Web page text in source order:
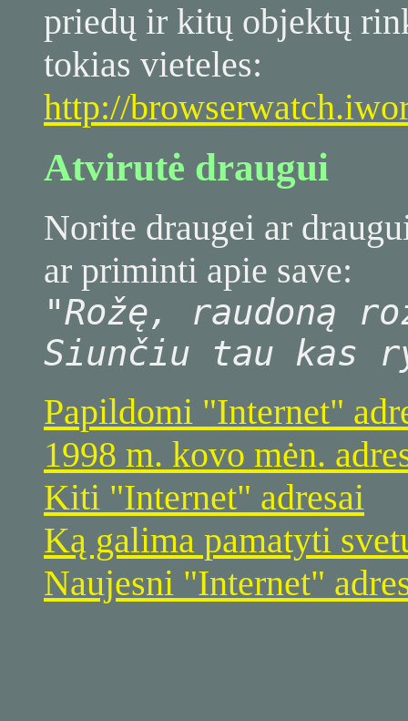
priedų ir kitų objektų
tokias vieteles:
http://
Atvirutė draugui
Norite draugei ar
ar priminti apie save:
"Rožę, raudoną
Siunčiu tau kas
Papildomi "Internet"
1998 m. kovo mėn.
Kiti "Internet" adresai
Ką galima pamatyti
Naujesni "Internet"